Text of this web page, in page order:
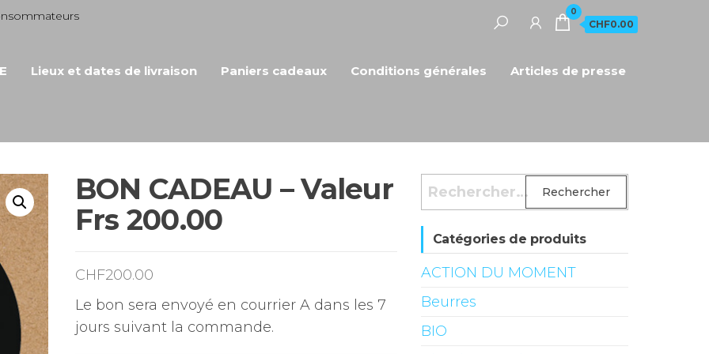
0
CHF0.00
Lieux et dates de livraison Paniers cadeaux Conditions générales Articles de presse
BON CADEAU – Valeur
Frs 200.00
CHF200.00
Le bon sera envoyé en courrier A dans les 7
jours suivant la commande.
Rechercher :
Catégories de produits
ACTION DU MOMENT
Beurres
BIO